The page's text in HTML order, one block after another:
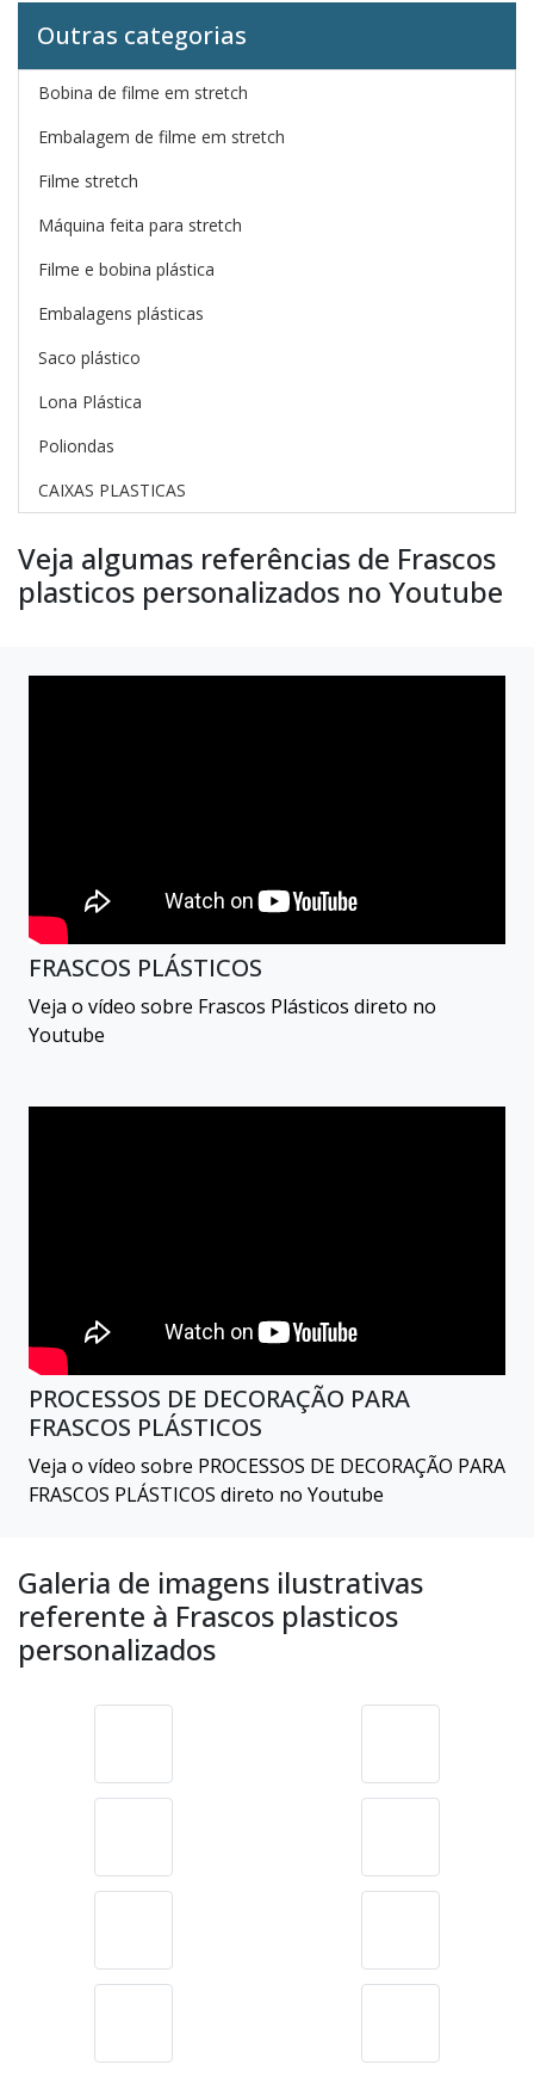
Outras categorias
Bobina de filme em stretch
Embalagem de filme em stretch
Filme stretch
Máquina feita para stretch
Filme e bobina plástica
Embalagens plásticas
Saco plástico
Lona Plástica
Poliondas
CAIXAS PLASTICAS
Veja algumas referências de Frascos
plasticos personalizados no Youtube
FRASCOS PLÁSTICOS
Veja o vídeo sobre Frascos Plásticos direto no
Youtube
PROCESSOS DE DECORAÇÃO PARA
FRASCOS PLÁSTICOS
Veja o vídeo sobre PROCESSOS DE DECORAÇÃO PARA
FRASCOS PLÁSTICOS direto no Youtube
Galeria de imagens ilustrativas
referente à Frascos plasticos
personalizados